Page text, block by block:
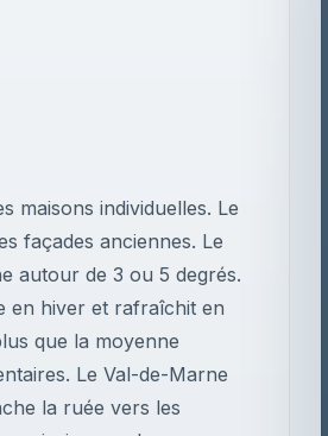
maisons individuelles. Le
façades anciennes. Le
autour de 3 ou 5 degrés.
en hiver et rafraîchit en
que la moyenne
Le Val-de-Marne
la ruée vers les